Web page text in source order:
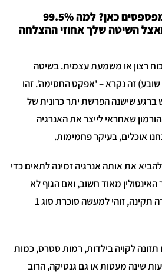
אוקיי, אז מה אנחנו מפספסים כאן? למה 99.5%
השיטה שלך אחוזי ההצלחה
רצון או משמעת עצמית. בשיטה
שובע) זה נקרא – 'אפקט החסימה'. זהו
ברגע שישנה הפרשת יתר כרונית של
שאחראי לייצר את האנרגיה
אוכלים, בעיקר פחמימות.
את אותה אנרגיה זמינה לתאים כדי
מאוד חשוב, ואם הגוף לא
מסוגל להפריש אותו בצורה תקינה, זוהי למעשה סוכרת סוג 1
תזונה לקויה בילדות, רמות סטרס, כמות
שינה מעטות או גם גנטיקה, הרוב